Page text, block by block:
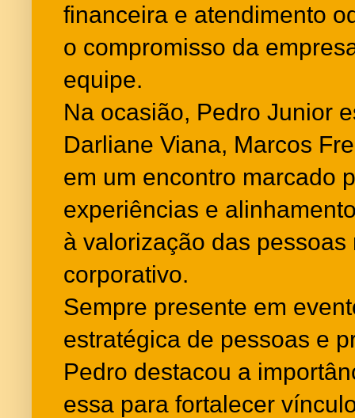
financeira e atendimento
o compromisso da
equipe.
Na ocasião, Pedro Junior
Darliane Viana, Marcos
em um encontro marcado
experiências e
à valorização das pessoas
corporativo.
Sempre presente em
estratégica de pessoas e
Pedro destacou a
essa para fortalecer